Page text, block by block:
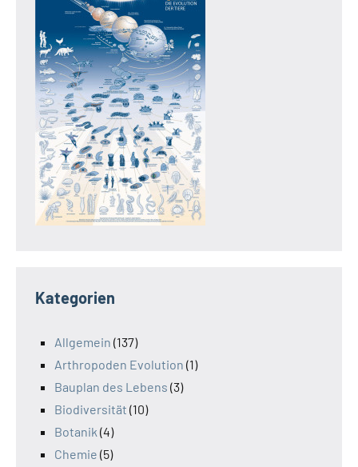
Kategorien
Allgemein (137)
Arthropoden Evolution (1)
Bauplan des Lebens (3)
Biodiversität (10)
Botanik (4)
Chemie (5)